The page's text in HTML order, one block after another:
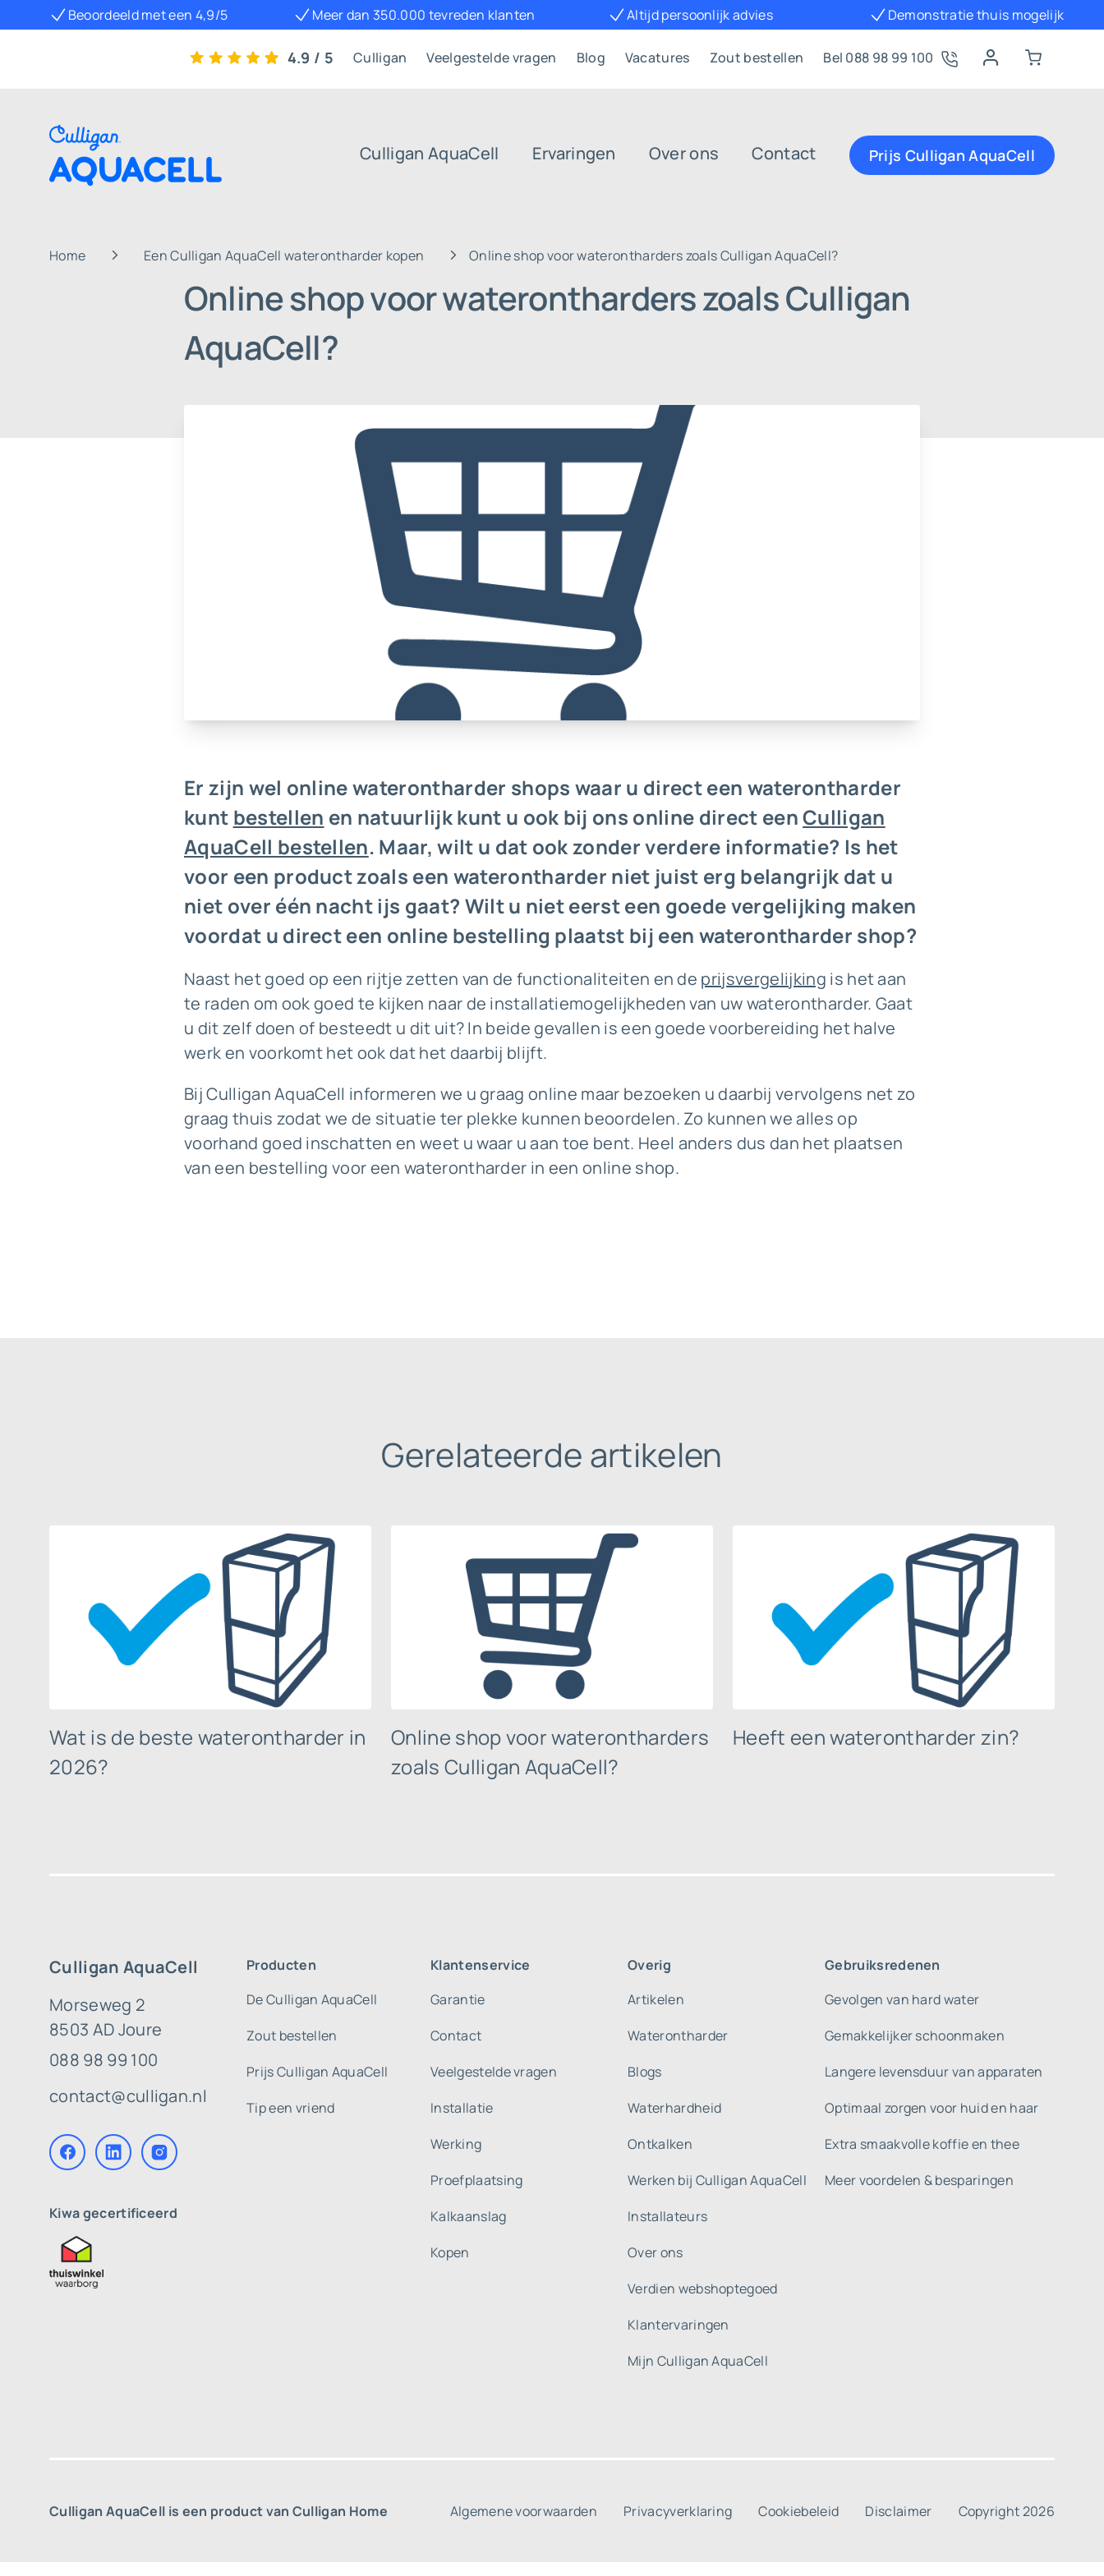
Beoordeeld met een 4,9/5 Meer dan 350.000 tevreden klanten Altijd persoonlijk advies Demonstratie thuis mogelijk
4.9 / 5 Culligan Veelgestelde vragen Blog Vacatures Zout bestellen Bel 088 98 99 100
Culligan AquaCell Ervaringen Over ons Contact Prijs Culligan AquaCell
Home Een Culligan AquaCell waterontharder kopen Online shop voor waterontharders zoals Culligan AquaCell?
Online shop voor waterontharders zoals Culligan
AquaCell?
Er zijn wel online waterontharder shops waar u direct een waterontharder
kunt bestellen en natuurlijk kunt u ook bij ons online direct eenCulligan
AquaCell bestellen. Maar, wilt u dat ook zonder verdere informatie? Is het
voor een product zoals een waterontharder niet juist erg belangrijk dat u
niet over één nacht ijs gaat? Wilt u niet eerst een goede vergelijking maken
voordat u direct een online bestelling plaatst bij een waterontharder shop?
Naast het goed op een rijtje zetten van de functionaliteiten en de prijsvergelijking is het aan
te raden om ook goed te kijken naar de installatiemogelijkheden van uw waterontharder. Gaat
u dit zelf doen of besteedt u dit uit? In beide gevallen is een goede voorbereiding het halve
werk en voorkomt het ook dat het daarbij blijft.
Bij Culligan AquaCell informeren we u graag online maar bezoeken u daarbij vervolgens net zo
graag thuis zodat we de situatie ter plekke kunnen beoordelen. Zo kunnen we alles op
voorhand goed inschatten en weet u waar u aan toe bent. Heel anders dus dan het plaatsen
van een bestelling voor een waterontharder in een online shop.
Gerelateerde artikelen
Wat is de beste waterontharder in
2026?
Online shop voor waterontharders
zoals Culligan AquaCell?
Heeft een waterontharder zin?
Culligan AquaCell
Morseweg 2
8503 AD Joure
088 98 99 100
contact@culligan.nl
Kiwa gecertificeerd
Producten
De Culligan AquaCell
Zout bestellen
Prijs Culligan AquaCell
Tip een vriend
Klantenservice
Garantie
Contact
Veelgestelde vragen
Installatie
Werking
Proefplaatsing
Kalkaanslag
Kopen
Overig
Artikelen
Waterontharder
Blogs
Waterhardheid
Ontkalken
Werken bij Culligan AquaCell
Installateurs
Over ons
Verdien webshoptegoed
Klantervaringen
Mijn Culligan AquaCell
Gebruiksredenen
Gevolgen van hard water
Gemakkelijker schoonmaken
Langere levensduur van apparaten
Optimaal zorgen voor huid en haar
Extra smaakvolle koffie en thee
Meer voordelen & besparingen
Culligan AquaCell is een product van Culligan Home Algemene voorwaarden Privacyverklaring Cookiebeleid Disclaimer Copyright 2026